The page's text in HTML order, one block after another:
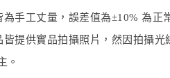
為手工丈量，誤差值為±10% 為正
皆提供實品拍攝照片，然因拍攝
。